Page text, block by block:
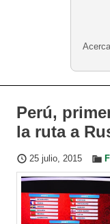
Perú,
la ruta a
25 julio, 2015